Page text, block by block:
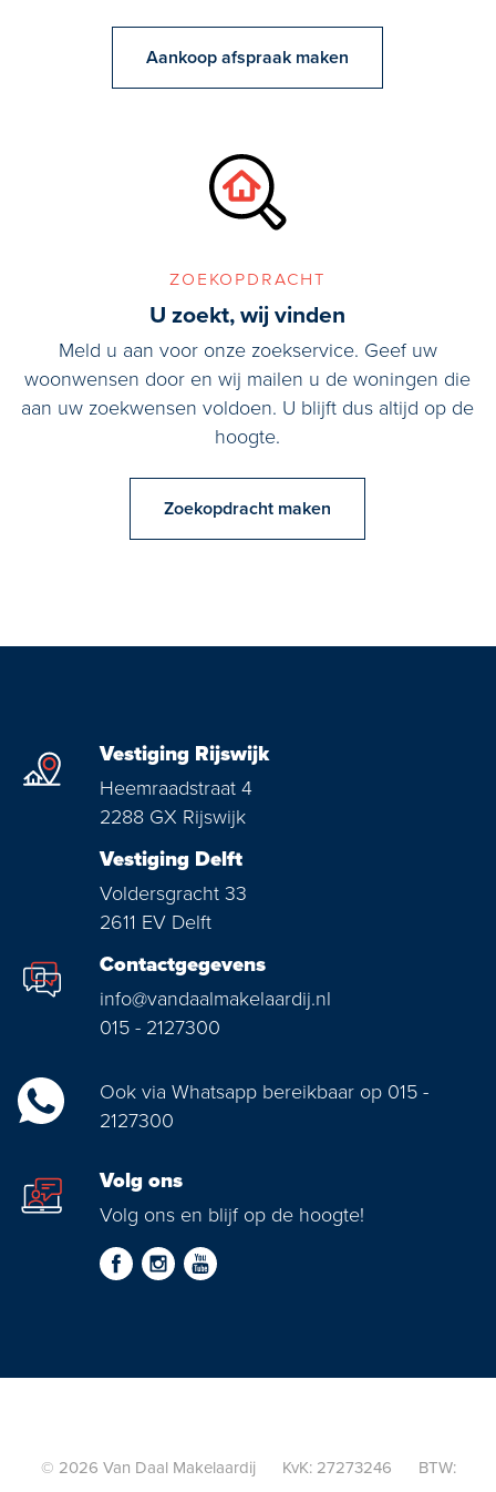
Aankoop afspraak maken
zoekopdracht
U zoekt, wij vinden
Meld u aan voor onze zoekservice. Geef uw
woonwensen door en wij mailen u de woningen die
aan uw zoekwensen voldoen. U blijft dus altijd op de
hoogte.
Zoekopdracht maken
Vestiging Rijswijk
Heemraadstraat 4
2288 GX Rijswijk
Vestiging Delft
Voldersgracht 33
2611 EV Delft
Contactgegevens
info@vandaalmakelaardij.nl
015 - 2127300
Ook via Whatsapp bereikbaar op 015 -
2127300
Volg ons
Volg ons en blijf op de hoogte!
© 2026 Van Daal Makelaardij KvK: 27273246 BTW: